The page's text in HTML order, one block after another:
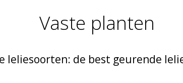
Vaste planten
leliesoorten: de best geurende